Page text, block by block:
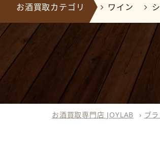
お酒買取カテゴリ ワイン
お酒買取専門店 JOYLAB › ブ